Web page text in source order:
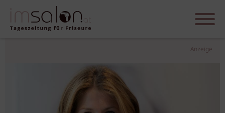
Anzeige